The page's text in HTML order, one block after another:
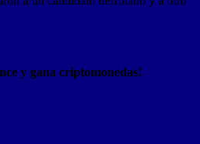
y gana criptomonedas!